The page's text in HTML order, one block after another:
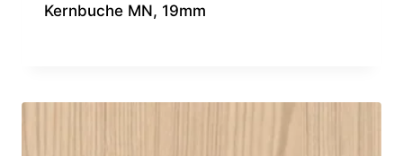
Kernbuche MN, 19mm